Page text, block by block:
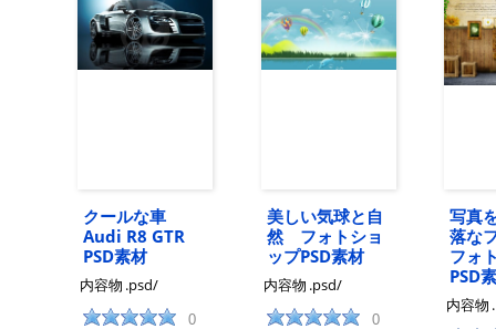
クールな車
Audi R8 GTR
PSD素材
内容物 .psd/
0
美しい気球と自
然 フォトショ
ップPSD素材
内容物 .psd/
0
写真
落な
フォ
PSD
内容物